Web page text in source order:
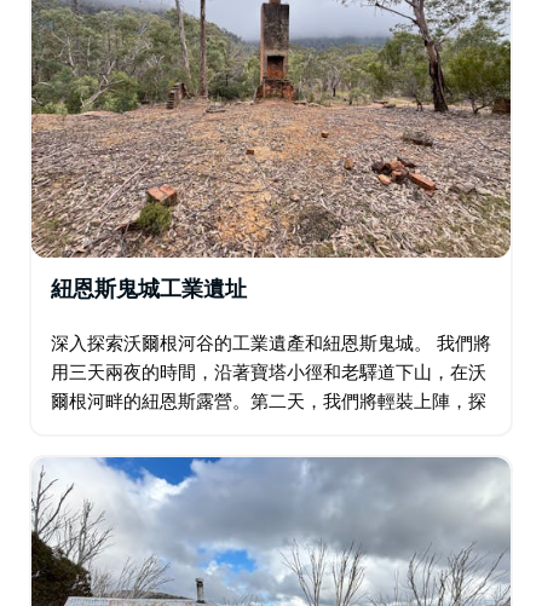
紐恩斯鬼城工業遺址
深入探索沃爾根河谷的工業遺產和紐恩斯鬼城。 我們將
用三天兩夜的時間，沿著寶塔小徑和老驛道下山，在沃
爾根河畔的紐恩斯露營。第二天，我們將輕裝上陣，探
了解曾經的社區如何滿懷希望、夢想和故事…